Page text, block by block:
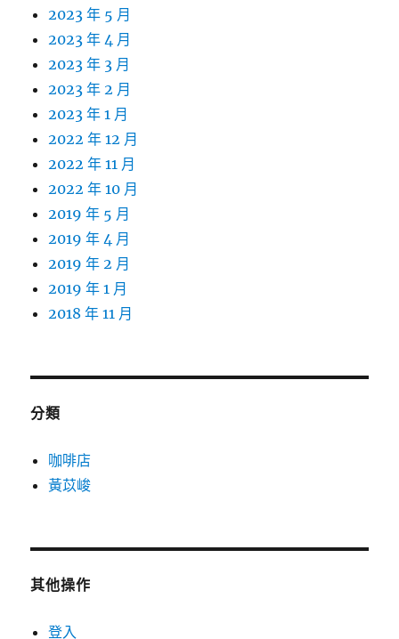
2023 年 5 月
2023 年 4 月
2023 年 3 月
2023 年 2 月
2023 年 1 月
2022 年 12 月
2022 年 11 月
2022 年 10 月
2019 年 5 月
2019 年 4 月
2019 年 2 月
2019 年 1 月
2018 年 11 月
分類
咖啡店
黃苡峻
其他操作
登入